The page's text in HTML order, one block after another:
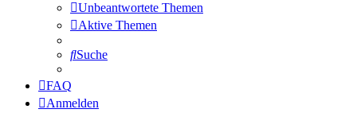
Unbeantwortete Themen
Aktive Themen
Suche
FAQ
Anmelden